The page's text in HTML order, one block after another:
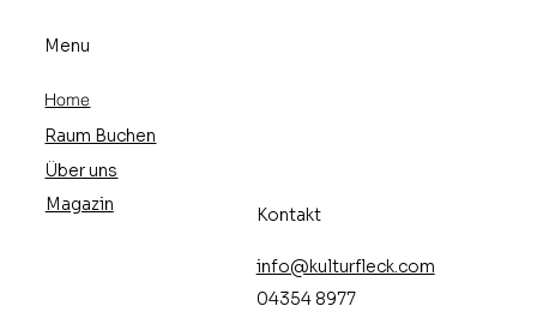
Menu
Home
Raum Buchen
Über uns
Magazin
Kontakt
info@kulturfleck.com
04354 8977